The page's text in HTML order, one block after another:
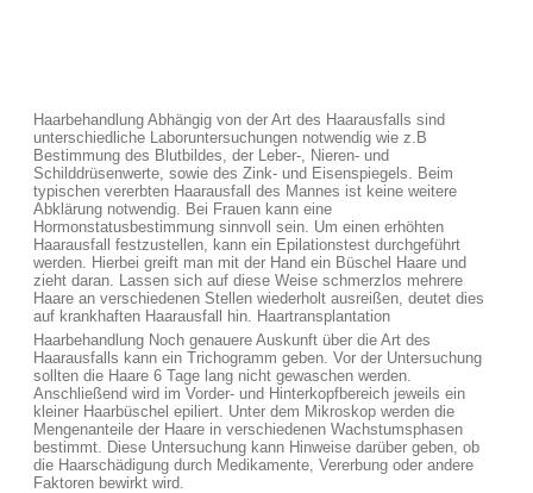
Haarbehandlung Abhängig von der Art des Haarausfalls sind
unterschiedliche Laboruntersuchungen notwendig wie z.B
Bestimmung des Blutbildes, der Leber-, Nieren- und
Schilddrüsenwerte, sowie des Zink- und Eisenspiegels. Beim
typischen vererbten Haarausfall des Mannes ist keine weitere
Abklärung notwendig. Bei Frauen kann eine
Hormonstatusbestimmung sinnvoll sein. Um einen erhöhten
Haarausfall festzustellen, kann ein Epilationstest durchgeführt
werden. Hierbei greift man mit der Hand ein Büschel Haare und
zieht daran. Lassen sich auf diese Weise schmerzlos mehrere
Haare an verschiedenen Stellen wiederholt ausreißen, deutet dies
auf krankhaften Haarausfall hin. Haartransplantation
Haarbehandlung Noch genauere Auskunft über die Art des
Haarausfalls kann ein Trichogramm geben. Vor der Untersuchung
sollten die Haare 6 Tage lang nicht gewaschen werden.
Anschließend wird im Vorder- und Hinterkopfbereich jeweils ein
kleiner Haarbüschel epiliert. Unter dem Mikroskop werden die
Mengenanteile der Haare in verschiedenen Wachstumsphasen
bestimmt. Diese Untersuchung kann Hinweise darüber geben, ob
die Haarschädigung durch Medikamente, Vererbung oder andere
Faktoren bewirkt wird.